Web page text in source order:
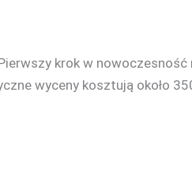
krok w
wyceny kosztują około